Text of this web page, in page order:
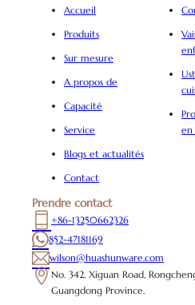
Accueil
Produits
Sur mesure
A propos de
Capacité
Service
Blogs et actualités
Contact
en
Prendre contact
+86-13250662326
852-47181169
wilson@huashunware.com
No. 342, Xiguan Road,
Guangdong Province.